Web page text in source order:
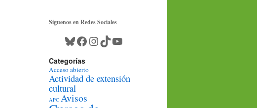
Síguenos en Redes Sociales
Bluesky
Facebook
Instagram
TikTokYouTube
Categorías
Acceso abierto
Actividad de extensión
cultural
APC Avisos